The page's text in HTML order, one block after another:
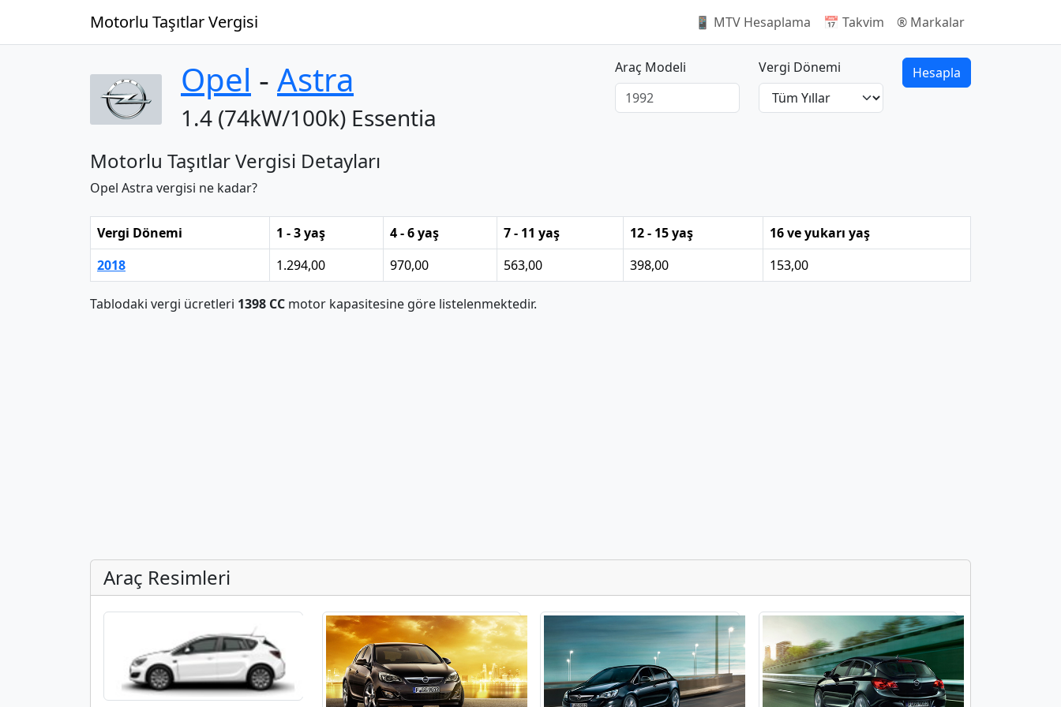
Motorlu Taşıtlar Vergisi 📱 MTV Hesaplama 📅 Takvim ®️ Markalar
Opel ‐ Astra
1.4 (74kW/100k) Essentia
Motorlu Taşıtlar Vergisi Detayları
Opel Astra vergisi ne kadar?
Araç Modeli Vergi Dönemi Hesapla
Vergi Dönemi 1 - 3 yaş 4 - 6 yaş 7 - 11 yaş 12 - 15 yaş
16 ve yukarı yaş
2018
1.294,00 970,00 563,00 398,00 153,00
Tablodaki vergi ücretleri 1398 CC motor kapasitesine göre listelenmektedir.
Araç Resimleri